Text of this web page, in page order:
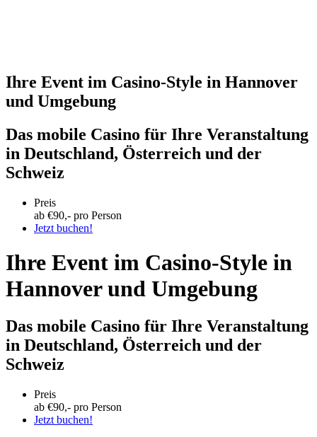
Ihre Event im Casino-Style in Hannover
und Umgebung
Das mobile Casino für Ihre Veranstaltung
in Deutschland, Österreich und der
Schweiz
Preis
ab €90,- pro Person
Jetzt buchen!
Ihre Event im Casino-Style in
Hannover und Umgebung
Das mobile Casino für Ihre Veranstaltung
in Deutschland, Österreich und der
Schweiz
Preis
ab €90,- pro Person
Jetzt buchen!